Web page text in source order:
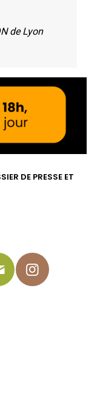
de Lyon
DE PRESSE ET